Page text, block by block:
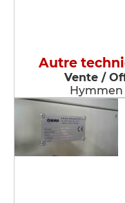
Autre
Vente /
Hymmen